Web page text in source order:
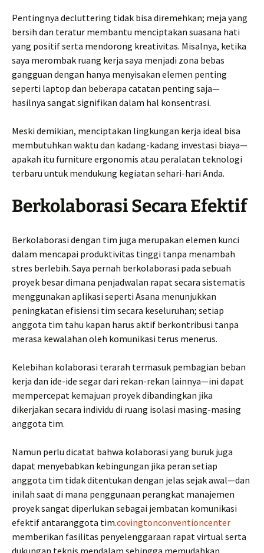
Pentingnya decluttering tidak bisa diremehkan; meja yang
bersih dan teratur membantu menciptakan suasana hati
yang positif serta mendorong kreativitas. Misalnya, ketika
saya merombak ruang kerja saya menjadi zona bebas
gangguan dengan hanya menyisakan elemen penting
seperti laptop dan beberapa catatan penting saja—
hasilnya sangat signifikan dalam hal konsentrasi.
Meski demikian, menciptakan lingkungan kerja ideal bisa
membutuhkan waktu dan kadang-kadang investasi biaya—
apakah itu furniture ergonomis atau peralatan teknologi
terbaru untuk mendukung kegiatan sehari-hari Anda.
Berkolaborasi Secara Efektif
Berkolaborasi dengan tim juga merupakan elemen kunci
dalam mencapai produktivitas tinggi tanpa menambah
stres berlebih. Saya pernah berkolaborasi pada sebuah
proyek besar dimana penjadwalan rapat secara sistematis
menggunakan aplikasi seperti Asana menunjukkan
peningkatan efisiensi tim secara keseluruhan; setiap
anggota tim tahu kapan harus aktif berkontribusi tanpa
merasa kewalahan oleh komunikasi terus menerus.
Kelebihan kolaborasi terarah termasuk pembagian beban
kerja dan ide-ide segar dari rekan-rekan lainnya—ini dapat
mempercepat kemajuan proyek dibandingkan jika
dikerjakan secara individu di ruang isolasi masing-masing
anggota tim.
Namun perlu dicatat bahwa kolaborasi yang buruk juga
dapat menyebabkan kebingungan jika peran setiap
anggota tim tidak ditentukan dengan jelas sejak awal—dan
inilah saat di mana penggunaan perangkat manajemen
proyek sangat diperlukan sebagai jembatan komunikasi
efektif antaranggota tim.covingtonconventioncenter
memberikan fasilitas penyelenggaraan rapat virtual serta
dukungan teknis mendalam sehingga memudahkan